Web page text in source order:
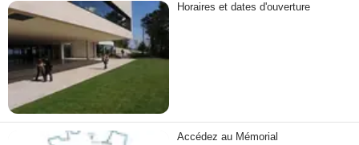
Horaires et dates d'ouverture
Accédez au Mémorial